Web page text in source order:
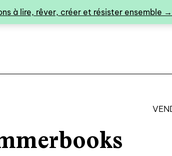
à lire, rêver, créer et résister ensemble
0